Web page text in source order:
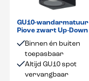
GU10-wandarmatuur
Piove zwart Up-Down
Binnen én buiten
toepasbaar
Altijd GU10 spot
vervangbaar